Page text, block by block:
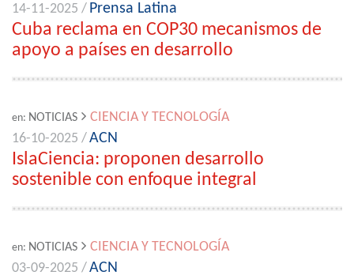
14-11-2025 / Prensa Latina
Cuba reclama en COP30 mecanismos de
apoyo a países en desarrollo
en: NOTICIAS
CIENCIA Y TECNOLOGÍA
16-10-2025 /ACN
IslaCiencia: proponen desarrollo
sostenible con enfoque integral
en: NOTICIAS
CIENCIA Y TECNOLOGÍA
03-09-2025 /ACN